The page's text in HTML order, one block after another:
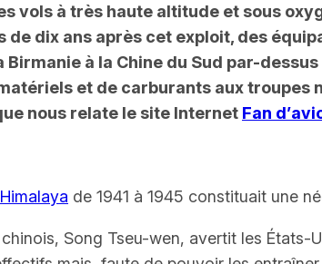
vols à très haute altitude et sous
dix ans après cet exploit, des
à la Chine du Sud par-
et de carburants aux troupes
nous relate le site Internet Fan
Himalaya de 1941 à 1945 constituait une
Song Tseu-wen, avertit les États-